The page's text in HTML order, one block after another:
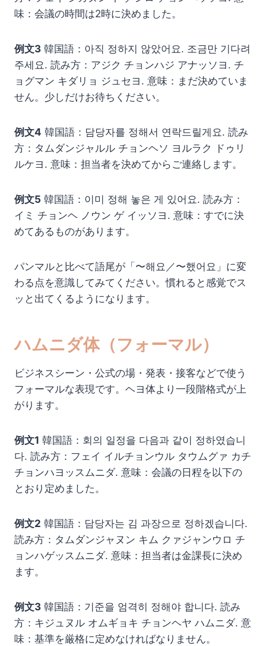
味：会議の時間は2時に決めました。
例文3 韓国語：아직 정하지 않았어요. 조금만 기다려
주세요. 読み方：アジク チョンハジ アナッソヨ. チ
ョグマン キダリョ ジュセヨ. 意味：まだ決めていま
せん。少しだけお待ちください。
例文4 韓国語：담당자를 정해서 연락드릴게요. 読み
方：タムダンジャルル チョンヘソ ヨルラク ドゥリ
ルケヨ. 意味：担当者を決めてからご連絡します。
例文5 韓国語：이미 정해 놓은 게 있어요. 読み方：
イミ チョンヘ ノウン ゲ イッソヨ. 意味：すでに決
めてあるものがあります。
パンマルと比べて語尾が「〜해요／〜했어요」に変
わる点を意識してみてください。慣れると感覚でス
ッと出てくるようになります。
ハムニダ体（フォーマル）
ビジネスシーン・公式の場・発表・接客などで使う
フォーマルな表現です。ヘヨ体より一段階格式が上
がります。
例文1 韓国語：회의 일정을 다음과 같이 정하였습니
다. 読み方：フェイ イルチョンウル タウムグァ カチ
チョンハヨッスムニダ. 意味：会議の日程を以下の
とおり定めました。
例文2 韓国語：담당자는 김 과장으로 정하겠습니다.
読み方：タムダンジャヌン キム クァジャンウロ チ
ョンハゲッスムニダ. 意味：担当者は金課長に決め
ます。
例文3 韓国語：기준을 엄격히 정해야 합니다. 読み
方：キジュヌル オムギョキ チョンヘヤ ハムニダ. 意
味：基準を厳格に定めなければなりません。